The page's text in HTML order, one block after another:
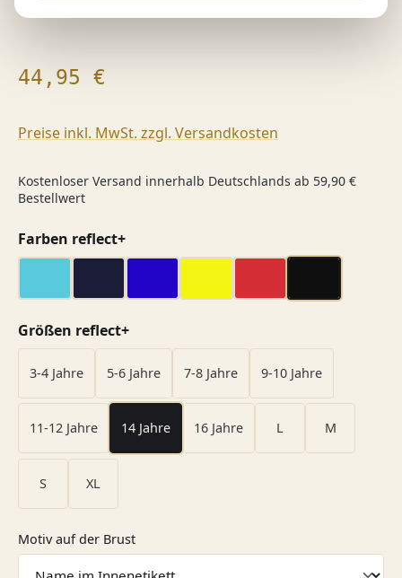
Regulärer Preis:
44,95 €
Preise inkl. MwSt. zzgl. Versandkosten
Kostenloser Versand innerhalb Deutschlands ab 59,90 €
Bestellwert
Farben reflect+auswählen
Größen reflect+auswählen
3-4 Jahre 5-6 Jahre 7-8 Jahre 9-10 Jahre
11-12 Jahre 14 Jahre 16 Jahre L M
S XL
Motiv auf der Brustauswählen